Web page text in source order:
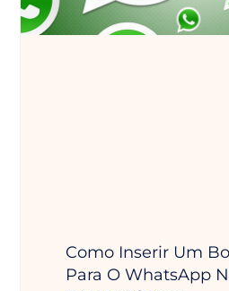
Como Inserir Um
Para O WhatsApp